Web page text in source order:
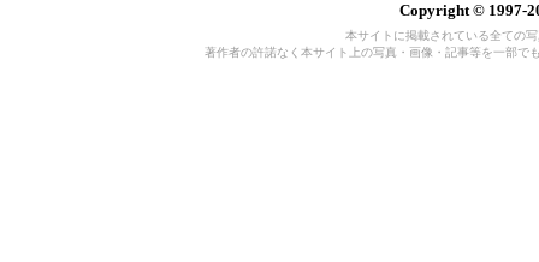
Copyright © 1997-
本サイトに掲載されている全ての
著作者の許諾なく本サイト上の写真・画像・記事等を一部で